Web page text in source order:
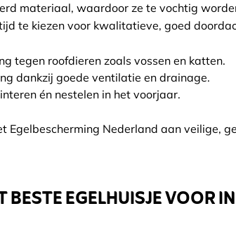
materiaal, waardoor ze te vochtig
te kiezen voor kwalitatieve, goed
tegen roofdieren zoals vossen en katten.
dankzij goede ventilatie en drainage.
én nestelen in het voorjaar.
Egelbescherming Nederland aan veilige,
BESTE EGELHUISJE VOOR